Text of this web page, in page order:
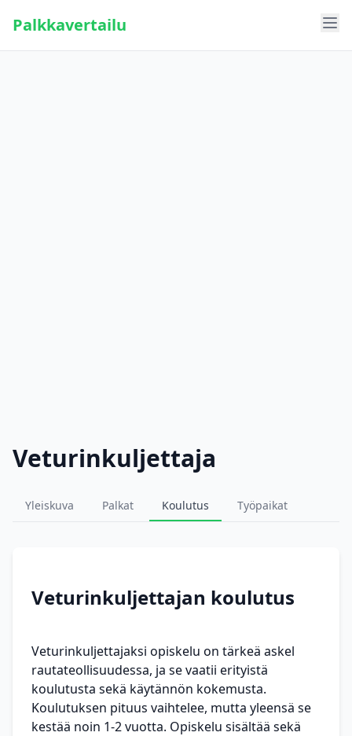
Palkkavertailu
Veturinkuljettaja
Yleiskuva Palkat Koulutus Työpaikat
Veturinkuljettajan koulutus
Veturinkuljettajaksi opiskelu on tärkeä askel
rautateollisuudessa, ja se vaatii erityistä
koulutusta sekä käytännön kokemusta.
Koulutuksen pituus vaihtelee, mutta yleensä se
kestää noin 1-2 vuotta. Opiskelu sisältää sekä